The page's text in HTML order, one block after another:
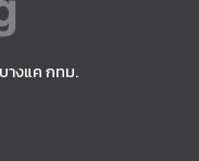
างแค กทม.